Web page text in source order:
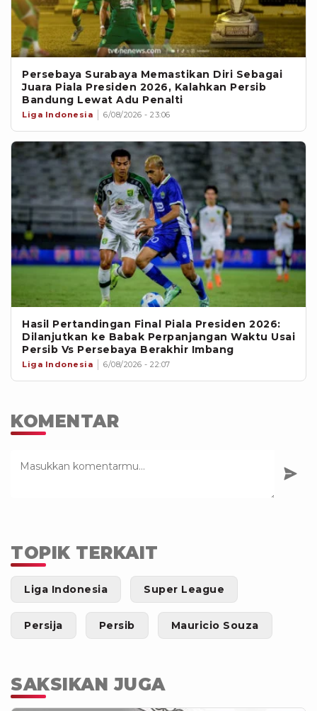
Persebaya Surabaya Memastikan Diri Sebagai
Juara Piala Presiden 2026, Kalahkan Persib
Bandung Lewat Adu Penalti
Liga Indonesia 6/08/2026 - 23:06
Hasil Pertandingan Final Piala Presiden 2026:
Dilanjutkan ke Babak Perpanjangan Waktu Usai
Persib Vs Persebaya Berakhir Imbang
Liga Indonesia 6/08/2026 - 22:07
KOMENTAR
TOPIK TERKAIT
Liga Indonesia Super League
Persija Persib Mauricio Souza
SAKSIKAN JUGA